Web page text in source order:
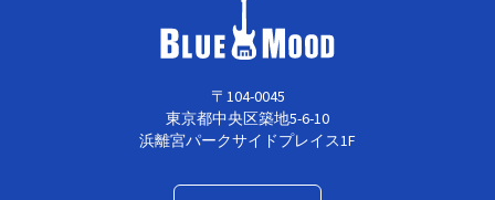
〒104-0045
東京都中央区築地5-6-10
浜離宮パークサイドプレイス1F